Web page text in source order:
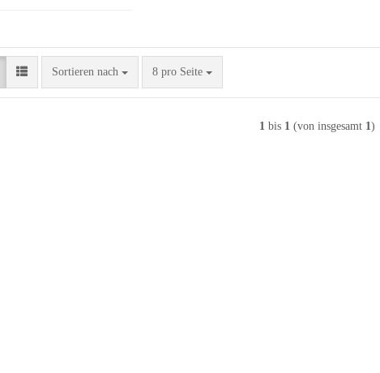
Sortieren nach
Sortieren nach 8 pro Seite
pro Seite
1bis 1(von insgesamt 1)